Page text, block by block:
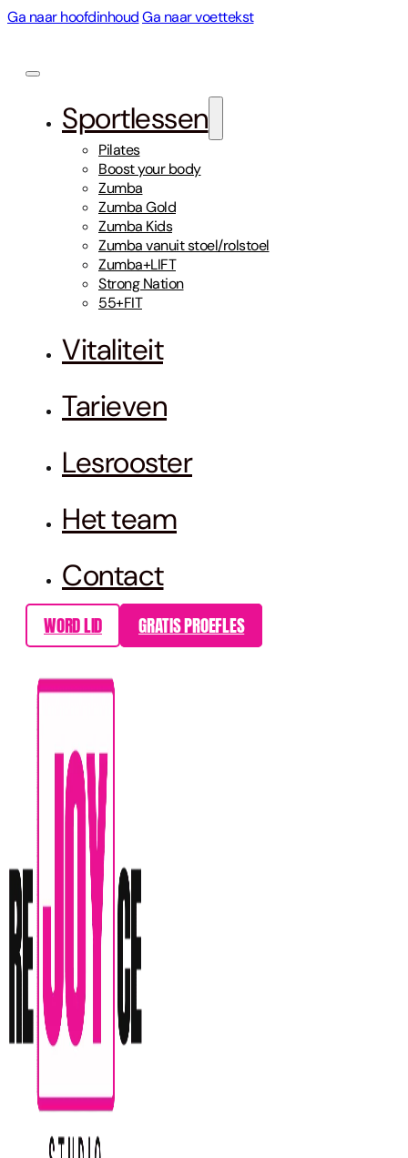
Ga naar hoofdinhoudGa naar voettekst
Sportlessen
Pilates
Boost your body
Zumba
Zumba Gold
Zumba Kids
Zumba vanuit stoel/rolstoel
Zumba+LIFT
Strong Nation
55+FIT
Vitaliteit
Tarieven
Lesrooster
Het team
Contact
WORD LID GRATIS PROEFLES